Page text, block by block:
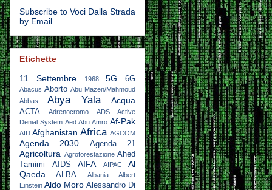
Subscribe to Voci Dalla Strada
by Email
Etichette
11 Settembre
1968 5G 6G
Abacus Aborto Abu Mazen/Mahmoud
Abbas
Abya Yala Acqua
ACTA Adrenocromo
ADS Active
Denial System Aed Abu Amro Af-Pak
AfD Afghanistan Africa AGCOM
Agenda 2030 Agenda 21
Agricoltura Agroforestazione Ahed
Tamimi
AIDS AIFA AIPAC
Al
Qaeda
ALBA Albania
Albert
Einstein Aldo Moro Alessandro Di